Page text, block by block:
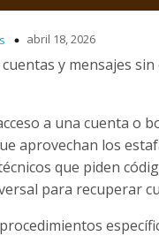
abril 18, 2026
y mensajes
a una cuenta o
aprovechan los
que piden
para recuperar